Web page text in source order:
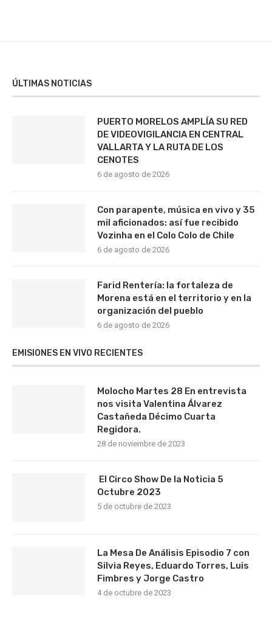
ÚLTIMAS NOTICIAS
PUERTO MORELOS AMPLÍA SU RED
DE VIDEOVIGILANCIA EN CENTRAL
VALLARTA Y LA RUTA DE LOS
CENOTES
6 de agosto de 2026
Con parapente, música en vivo y 35
mil aficionados: así fue recibido
Vozinha en el Colo Colo de Chile
6 de agosto de 2026
Farid Rentería: la fortaleza de
Morena está en el territorio y en la
organización del pueblo
6 de agosto de 2026
EMISIONES EN VIVO RECIENTES
Molocho Martes 28 En entrevista
nos visita Valentina Álvarez
Castañeda Décimo Cuarta
Regidora.
28 de noviembre de 2023
El Circo Show De la Noticia 5
Octubre 2023
5 de octubre de 2023
La Mesa De Análisis Episodio 7 con
Silvia Reyes, Eduardo Torres, Luis
Fimbres y Jorge Castro
4 de octubre de 2023